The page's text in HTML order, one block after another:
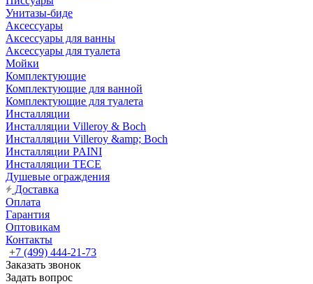
Унитазы-биде
Аксессуары
Аксессуары для ванны
Аксессуары для туалета
Мойки
Комплектующие
Комплектующие для ванной
Комплектующие для туалета
Инсталляции
Инсталляции Villeroy & Boch
Инсталляции Villeroy &amp; Boch
Инсталляции PAINI
Инсталляции TECE
Душевые ограждения
Доставка
Оплата
Гарантия
Оптовикам
Контакты
+7 (499) 444-21-73
Заказать звонок
Задать вопрос